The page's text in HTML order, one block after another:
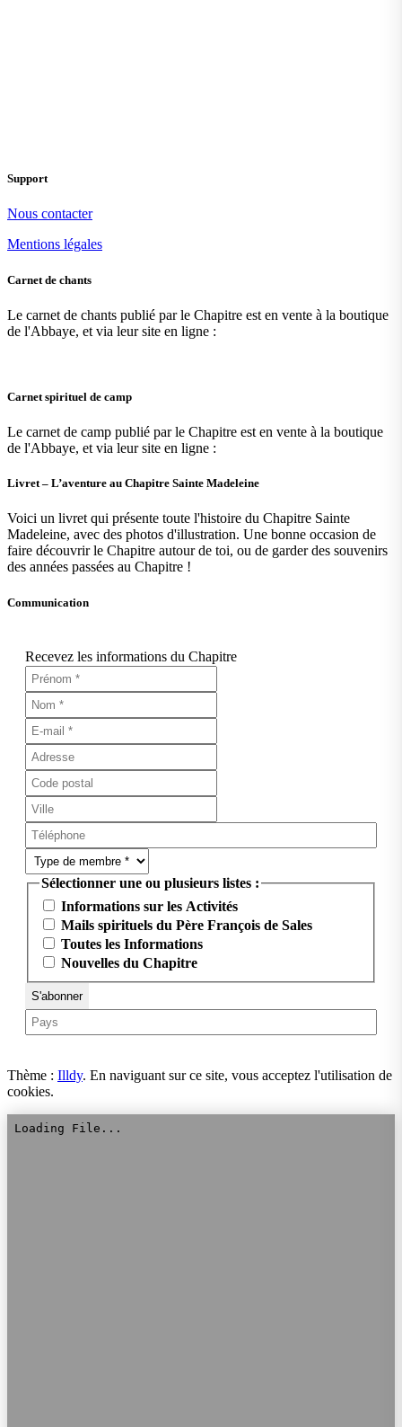
Support
Nous contacter
Mentions légales
Carnet de chants
Le carnet de chants publié par le Chapitre est en vente à la boutique
de l'Abbaye, et via leur site en ligne :
Carnet spirituel de camp
Le carnet de camp publié par le Chapitre est en vente à la boutique
de l'Abbaye, et via leur site en ligne :
Livret – L’aventure au Chapitre Sainte Madeleine
Voici un livret qui présente toute l'histoire du Chapitre Sainte
Madeleine, avec des photos d'illustration. Une bonne occasion de
faire découvrir le Chapitre autour de toi, ou de garder des souvenirs
des années passées au Chapitre !
Communication
Recevez les informations du Chapitre
Sélectionner une ou plusieurs listes :
Informations sur les Activités
Mails spirituels du Père François de Sales
Toutes les Informations
Nouvelles du Chapitre
Thème : Illdy. En naviguant sur ce site, vous acceptez l'utilisation de
cookies.